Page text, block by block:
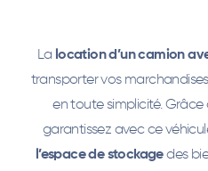
La location d’un camion
transporter vos
en toute simplicité. Grâce
garantissez avec ce
l’espace de stockagedes